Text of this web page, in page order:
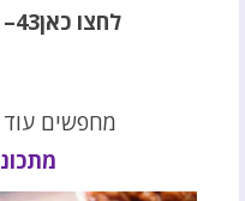
לחצו כאן43–
מחפשים עוד